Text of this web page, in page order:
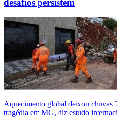
desafios persistem
Aquecimento global deixou chuvas
tragédia em MG, diz estudo